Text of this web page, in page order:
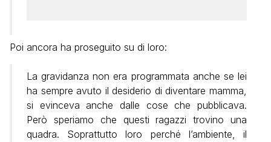
Poi ancora ha proseguito su di loro:
La gravidanza non era programmata anche se lei
ha sempre avuto il desiderio di diventare mamma,
si evinceva anche dalle cose che pubblicava.
Però speriamo che questi ragazzi trovino una
quadra. Soprattutto loro perché l’ambiente, il